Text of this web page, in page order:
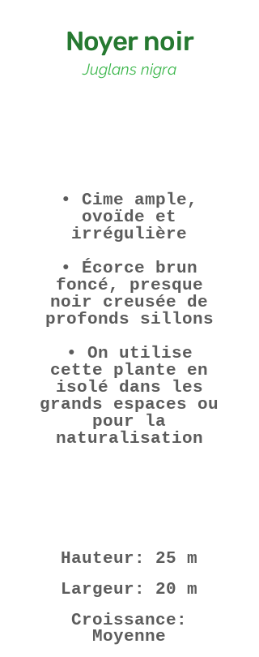
Noyer noir
Juglans nigra
• Cime ample,
ovoïde et
irrégulière
• Écorce brun
foncé, presque
noir creusée de
profonds sillons
• On utilise
cette plante en
isolé dans les
grands espaces ou
pour la
naturalisation
Hauteur: 25 m
Largeur: 20 m
Croissance:
Moyenne